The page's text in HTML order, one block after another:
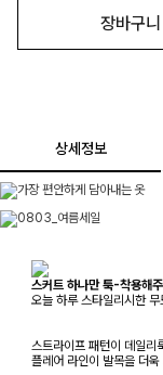
장바구니
상세정보
스커트 하나만 툭-착용해
오늘 하루 스타일리시한
스트라이프 패턴이 데일리
플레어 라인이 발목을 더